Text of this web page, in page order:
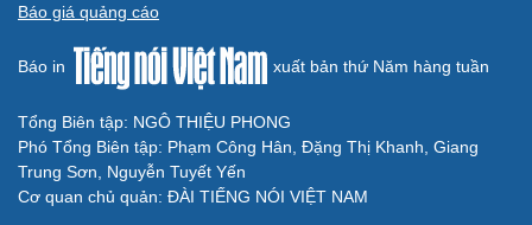
Cải chính
Báo giá quảng cáo
Báo in xuất bản thứ Năm hàng tuần
Tổng Biên tập: NGÔ THIỆU PHONG
Phó Tổng Biên tập: Phạm Công Hân, Đặng Thị Khanh, Giang
Trung Sơn, Nguyễn Tuyết Yến
Cơ quan chủ quản: ĐÀI TIẾNG NÓI VIỆT NAM